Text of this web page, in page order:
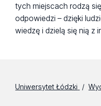
tych miejscach rodzą
odpowiedzi – dzięki
wiedzę i dzielą się nią z
Uniwersytet Łódzki